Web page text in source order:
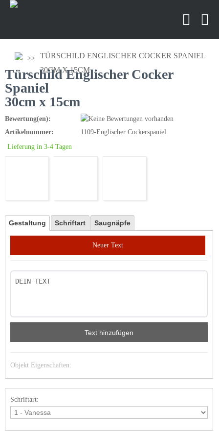
TÜRSCHILD ENGLISCHER COCKER SPANIEL
30CM X 15CM
Türschild Englischer Cocker
Spaniel
30cm x 15cm
Bewertung(en):
Artikelnummer:
1109-Englischer Cockerspaniel
Lieferung in 3-4 Tagen
Gestaltung Schriftart Saugnäpfe
Neuer Text
Text hinzufügen
Objekt Eigenschaften:
Schriftart: